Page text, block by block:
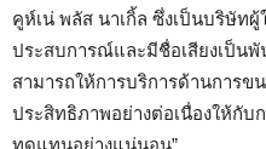
คูห์เน่ พลัส นาเกิ้ล ซึ่งเป็นบริษัท
ประสบการณ์และมีชื่อเสียงเป็นพั
สามารถให้การบริการด้านการข
ประสิทธิภาพอย่างต่อเนื่องให้กับ